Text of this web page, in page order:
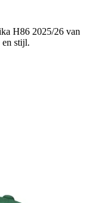
H86 2025/26 van
en stijl.